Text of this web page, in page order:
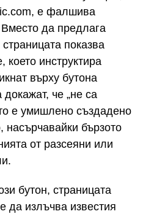
е фалшива
да предлага
показва
инструктира
върху бутона
че „не са
е умишлено създадено
насърчавайки бързото
от разсеяни или
бутон, страницата
да излъчва известия